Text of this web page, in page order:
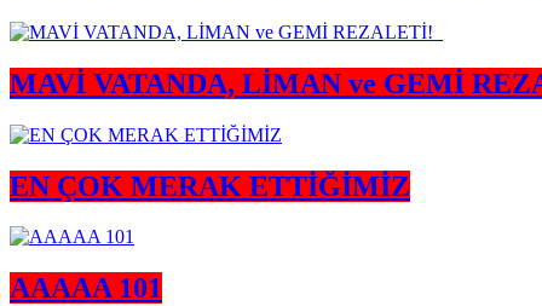
MAVİ VATANDA, LİMAN ve GEMİ
EN ÇOK MERAK ETTİĞİMİZ
AAAAA 101